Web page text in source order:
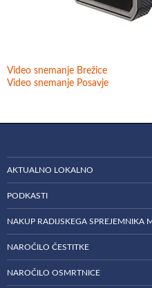
Video snemanje Brežice
Video snemanje Posavje
AKTUALNO LOKALNO
PODKASTI
NAKUP RADIJSKEGA SPREJEMNIKA
NAROČILO ČESTITKE
NAROČILO OSMRTNICE